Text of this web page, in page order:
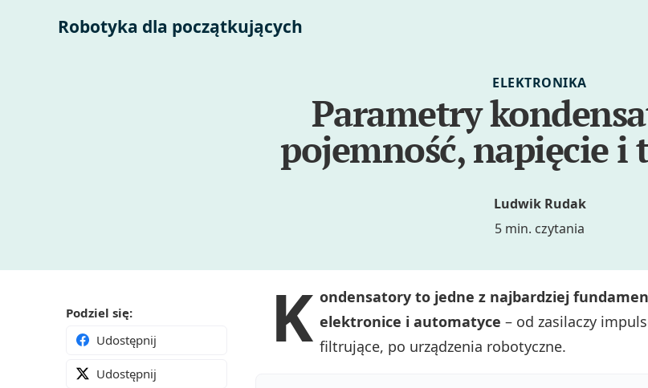
Robotyka dla początkujących
ELEKTRONIKA
Parametry
pojemność, napięcie i
Ludwik Rudak
5 min. czytania
Podziel się:
Udostępnij
Udostępnij
K ondensatory to jedne z najbardziej
elektronice i automatyce – od zasilaczy
filtrujące, po urządzenia robotyczne.